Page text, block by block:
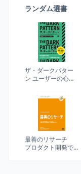
ランダム選書
ザ・ダークパター
ン ユーザーの心や
ザイン
最善のリサーチ
プロダクト開発で